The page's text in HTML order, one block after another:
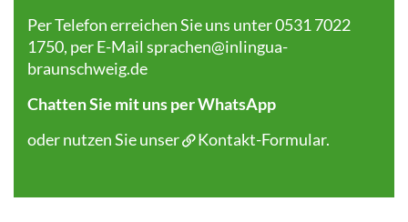
Per Telefon erreichen Sie uns unter 0531 7022
1750, per E-Mail sprachen@inlingua-
braunschweig.de
Chatten Sie mit uns per WhatsApp
oder nutzen Sie unser
Kontakt-Formular.